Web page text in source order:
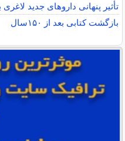
تأثیر پنهانی داروهای جدید
بازگشت کتابی بعد از ۱۵۰سال